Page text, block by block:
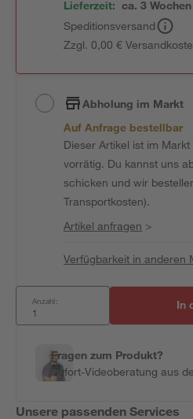
Lieferzeit: ca. 3 Wochen
Speditionsversand
Zzgl. 0,00 €
Abholung im Markt
Auf Anfrage bestellbar
Dieser Artikel ist im Markt
vorrätig. Du kannst uns
schicken und wir
Transportkosten).
Artikel anfragen >
Verfügbarkeit in anderen
Anzahl: In
Fragen zum Produkt?
Sofort-Videoberatung aus
Unsere passenden Services